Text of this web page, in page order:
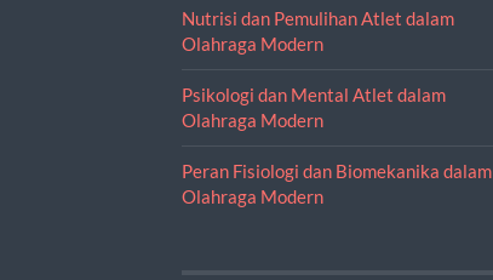
Nutrisi dan Pemulihan Atlet dalam
Olahraga Modern
Psikologi dan Mental Atlet dalam
Olahraga Modern
Peran Fisiologi dan Biomekanika dalam
Olahraga Modern